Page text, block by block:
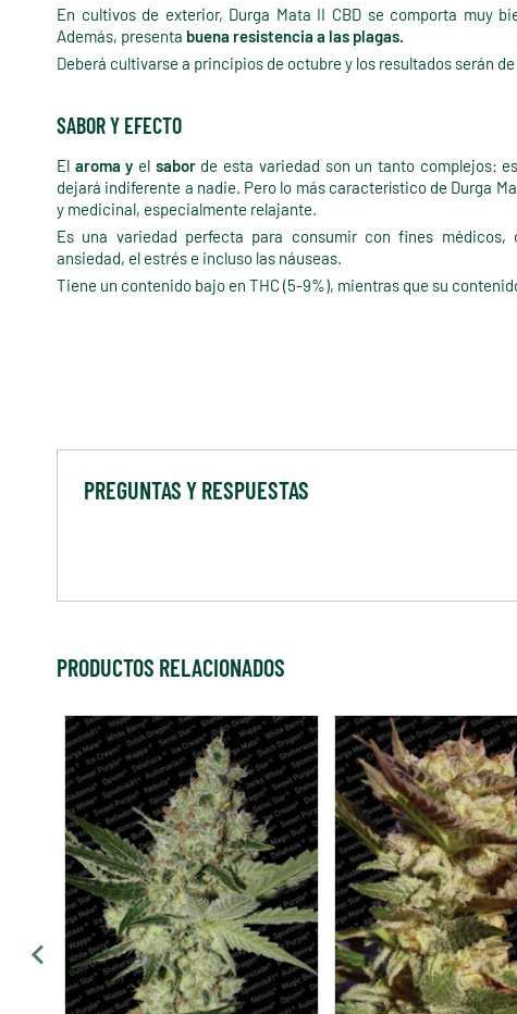
En cultivos de exterior, Durga Mata II CBD se comporta muy
Además, presenta buena resistencia a las plagas.
Deberá cultivarse a principios de octubre y los resultados serán
SABOR Y EFECTO
El aroma y el saborde esta variedad son un tanto complejos:
dejará indiferente a nadie. Pero lo más característico de Durga
y medicinal, especialmente relajante.
Es una variedad perfecta para consumir con fines
ansiedad, el estrés e incluso las náuseas.
Tiene un contenido bajo en THC (5-9%), mientras que su
PREGUNTAS Y RESPUESTAS
PRODUCTOS RELACIONADOS